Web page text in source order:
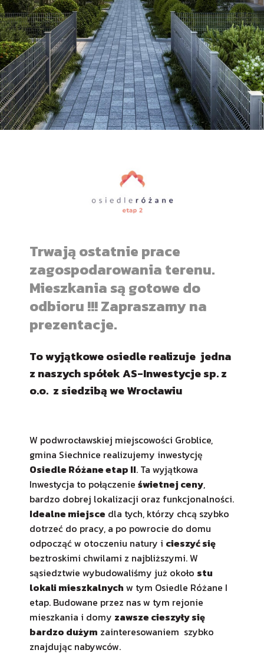
Trwają ostatnie prace
zagospodarowania terenu.
Mieszkania są gotowe do
odbioru !!! Zapraszamy na
prezentacje.
To wyjątkowe osiedle realizuje jedna
z naszych spółek AS-Inwestycje sp. z
o.o. z siedzibą we Wrocławiu
W podwrocławskiej miejscowości Groblice,
gmina Siechnice realizujemy inwestycję
Osiedle Różane etap II. Ta wyjątkowa
Inwestycja to połączenie świetnej ceny,
bardzo dobrej lokalizacji oraz funkcjonalności.
Idealne miejsce dla tych, którzy chcą szybko
dotrzeć do pracy, a po powrocie do domu
odpocząć w otoczeniu natury i cieszyć się
beztroskimi chwilami z najbliższymi. W
sąsiedztwie wybudowaliśmy już około stu
lokali mieszkalnych w tym Osiedle Różane I
etap. Budowane przez nas w tym rejonie
mieszkania i domy zawsze cieszyły się
bardzo dużym zainteresowaniem szybko
znajdując nabywców.